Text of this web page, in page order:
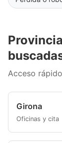
Acceso
Girona
Oficinas y cita